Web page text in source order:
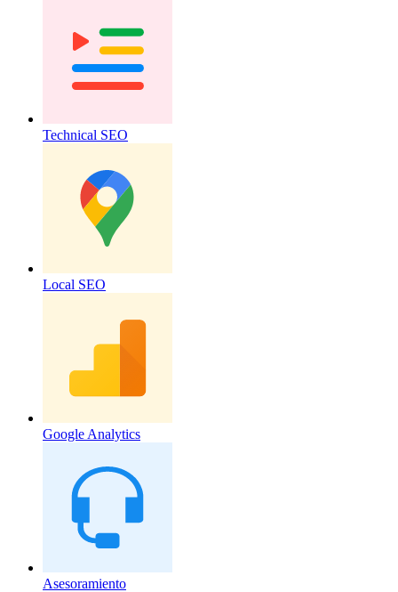
Technical SEO
Local SEO
Google Analytics
Asesoramiento